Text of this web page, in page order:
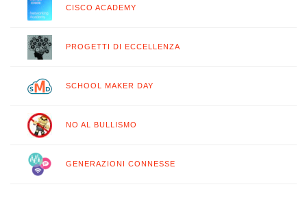
CISCO ACADEMY
PROGETTI DI ECCELLENZA
SCHOOL MAKER DAY
NO AL BULLISMO
GENERAZIONI CONNESSE